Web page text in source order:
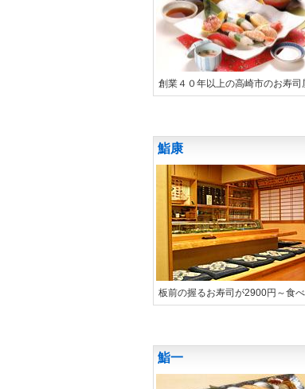
創業４０年以上の高崎市のお寿
鮨康
板前の握るお寿司が2900円～食
鮨一